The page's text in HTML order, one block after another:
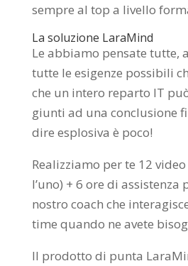
sempre al top a livello
La soluzione LaraMind
Le abbiamo pensate tutte,
tutte le esigenze possibili
che un intero reparto IT
giunti ad una conclusione
dire esplosiva è poco!
Realizziamo per te 12
l’uno) + 6 ore di assistenza
nostro coach che
time quando ne avete
Il prodotto di punta